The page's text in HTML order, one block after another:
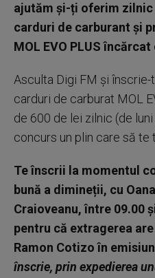
ajutăm și-ți oferim zilnic
carduri de carburant și
MOL EVO PLUS
Asculta Digi FM și
carduri de carburat MOL
de 600 de lei zilnic (de
concurs un plin care să te
Te înscrii la momentul
bună a dimineții, cu
Craioveanu, între 09.00
pentru că extragerea
Ramon Cotizo în
înscrie, prin expedierea